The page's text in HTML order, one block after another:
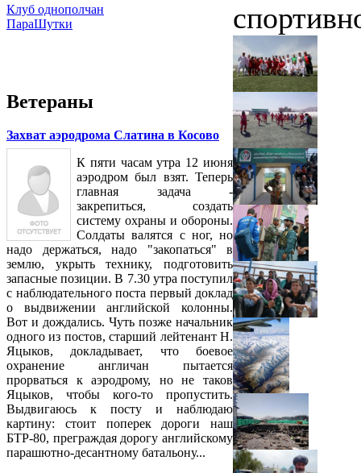
Клуб однополчан
ПараШутки
Ветераны
Захват аэродрома Слатина в Косово
К пяти часам утра 12 июня
аэродром был взят. Теперь
главная задача -
закрепиться, создать
систему охраны и обороны.
Солдаты валятся с ног, но
надо держаться, надо "закопаться" в
землю, укрыть технику, подготовить
запасные позиции. В 7.30 утра поступил
с наблюдательного поста первый доклад
о выдвижении английской колонны.
Вот и дождались. Чуть позже начальник
одного из постов, старший лейтенант Н.
Яцыков, докладывает, что боевое
охранение англичан пытается
прорваться к аэродрому, но не таков
Яцыков, чтобы кого-то пропустить.
Выдвигаюсь к посту и наблюдаю
картину: стоит поперек дороги наш
БТР-80, преграждая дорогу английскому
парашютно-десантному батальону...